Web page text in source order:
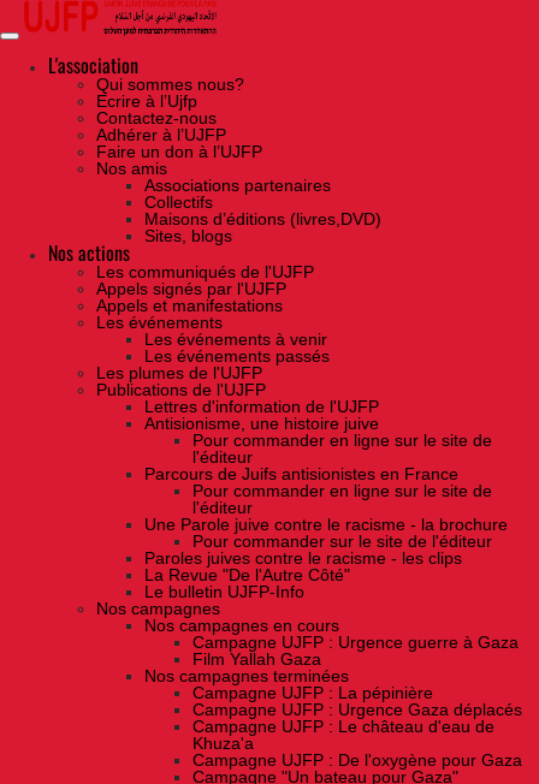
Skip
the
contentL'association
Qui sommes nous?
Ecrire à l’Ujfp
Contactez-nous
Adhérer à l’UJFP
Faire un don à l’UJFP
Nos amis
Associations partenaires
Collectifs
Maisons d’éditions (livres,DVD)
Sites, blogs
Nos actions
Les communiqués de l'UJFP
Appels signés par l'UJFP
Appels et manifestations
Les événements
Les événements à venir
Les événements passés
Les plumes de l'UJFP
Publications de l'UJFP
Lettres d'information de l'UJFP
Antisionisme, une histoire juive
Pour commander en ligne sur le site de
l'éditeur
Parcours de Juifs antisionistes en France
Pour commander en ligne sur le site de
l'éditeur
Une Parole juive contre le racisme - la brochure
Pour commander sur le site de l'éditeur
Paroles juives contre le racisme - les clips
La Revue "De l'Autre Côté"
Le bulletin UJFP-Info
Nos campagnes
Nos campagnes en cours
Campagne UJFP : Urgence guerre à Gaza
Film Yallah Gaza
Nos campagnes terminées
Campagne UJFP : La pépinière
Campagne UJFP : Urgence Gaza déplacés
Campagne UJFP : Le château d'eau de
Khuza'a
Campagne UJFP : De l'oxygène pour Gaza
Campagne "Un bateau pour Gaza"